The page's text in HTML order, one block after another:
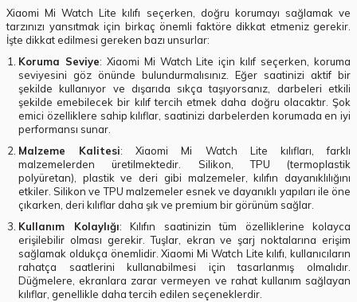
Xiaomi Mi Watch Lite kılıfı seçerken, doğru korumayı sağlamak ve
tarzınızı yansıtmak için birkaç önemli faktöre dikkat etmeniz gerekir.
İşte dikkat edilmesi gereken bazı unsurlar:
Koruma Seviye: Xiaomi Mi Watch Lite için kılıf seçerken, koruma
seviyesini göz önünde bulundurmalısınız. Eğer saatinizi aktif bir
şekilde kullanıyor ve dışarıda sıkça taşıyorsanız, darbeleri etkili
şekilde emebilecek bir kılıf tercih etmek daha doğru olacaktır. Şok
emici özelliklere sahip kılıflar, saatinizi darbelerden korumada en iyi
performansı sunar.
Malzeme Kalitesi: Xiaomi Mi Watch Lite kılıfları, farklı
malzemelerden üretilmektedir. Silikon, TPU (termoplastik
polyüretan), plastik ve deri gibi malzemeler, kılıfın dayanıklılığını
etkiler. Silikon ve TPU malzemeler esnek ve dayanıklı yapıları ile öne
çıkarken, deri kılıflar daha şık ve premium bir görünüm sağlar.
Kullanım Kolaylığı: Kılıfın saatinizin tüm özelliklerine kolayca
erişilebilir olması gerekir. Tuşlar, ekran ve şarj noktalarına erişim
sağlamak oldukça önemlidir. Xiaomi Mi Watch Lite kılıfı, kullanıcıların
rahatça saatlerini kullanabilmesi için tasarlanmış olmalıdır.
Düğmelere, ekranlara zarar vermeyen ve rahat kullanım sağlayan
kılıflar, genellikle daha tercih edilen seçeneklerdir.